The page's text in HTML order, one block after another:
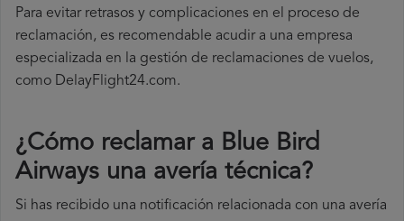
Para evitar retrasos y complicaciones en el proceso de
reclamación, es recomendable acudir a una empresa
especializada en la gestión de reclamaciones de vuelos,
como DelayFlight24.com.
¿Cómo reclamar a Blue Bird
Airways una avería técnica?
Si has recibido una notificación relacionada con una avería